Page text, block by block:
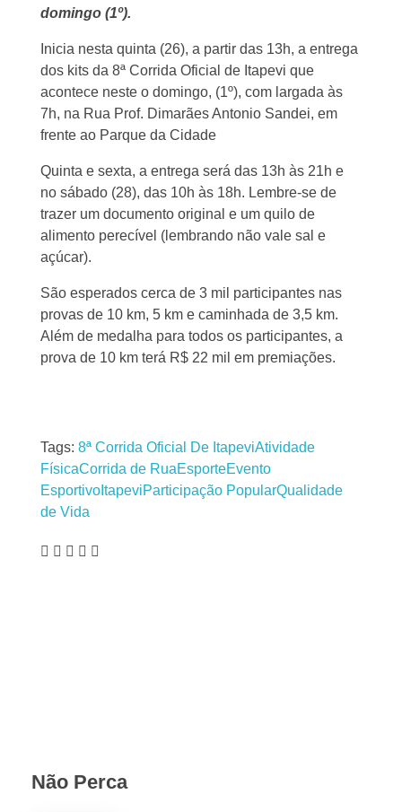
domingo (1º).
Inicia nesta quinta (26), a partir das 13h, a entrega
dos kits da 8ª Corrida Oficial de Itapevi que
acontece neste o domingo, (1º), com largada às
7h, na Rua Prof. Dimarães Antonio Sandei, em
frente ao Parque da Cidade
Quinta e sexta, a entrega será das 13h às 21h e
no sábado (28), das 10h às 18h. Lembre-se de
trazer um documento original e um quilo de
alimento perecível (lembrando não vale sal e
açúcar).
São esperados cerca de 3 mil participantes nas
provas de 10 km, 5 km e caminhada de 3,5 km.
Além de medalha para todos os participantes, a
prova de 10 km terá R$ 22 mil em premiações.
Tags: 8ª Corrida Oficial De ItapeviAtividade
FísicaCorrida de RuaEsporteEvento
Esportivo ItapeviParticipação PopularQualidade
de Vida
Não Perca